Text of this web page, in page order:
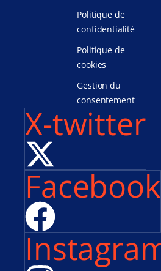
X-twitter
Facebook
Politique de
confidentialité
Politique de
cookies
Gestion du
consentement